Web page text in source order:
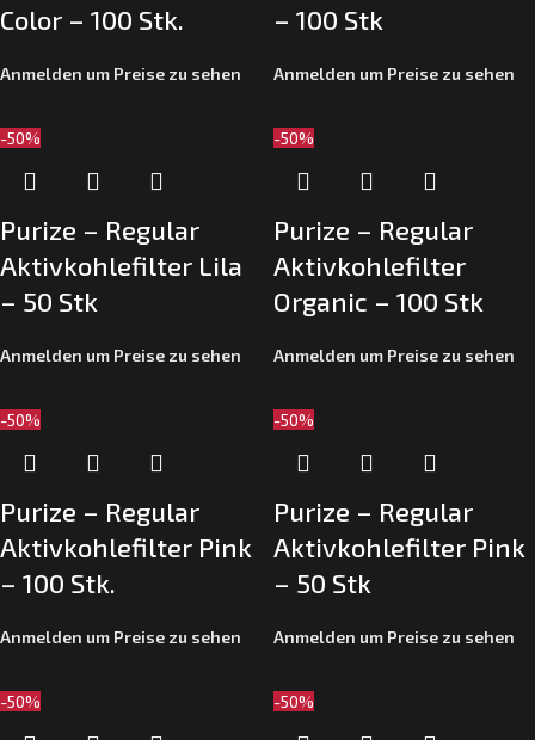
Color – 100 Stk.
Anmelden um Preise zu sehen
– 100 Stk
Anmelden um Preise zu sehen
-50%
Purize – Regular
Aktivkohlefilter Lila
– 50 Stk
Anmelden um Preise zu sehen
-50%
Purize – Regular
Aktivkohlefilter
Organic – 100 Stk
Anmelden um Preise zu sehen
-50%
Purize – Regular
Aktivkohlefilter Pink
– 100 Stk.
Anmelden um Preise zu sehen
-50%
Purize – Regular
Aktivkohlefilter Pink
– 50 Stk
Anmelden um Preise zu sehen
-50% -50%